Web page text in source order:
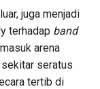
juga menjadi
terhadap band
arena
seratus
tertib di